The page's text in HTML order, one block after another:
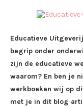
Educatieve
begrip onder
zijn de educatieve
waarom? En ben je
werkboeken wij op
met je in dit blog